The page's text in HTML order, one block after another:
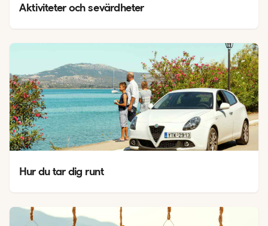
Aktiviteter och sevärdheter
Hur du tar dig runt